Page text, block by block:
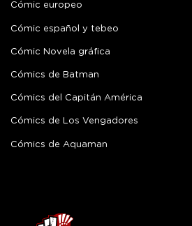
Cómic europeo
Cómic español y tebeo
Cómic Novela gráfica
Cómics de Batman
Cómics del Capitán América
Cómics de Los Vengadores
Cómics de Aquaman